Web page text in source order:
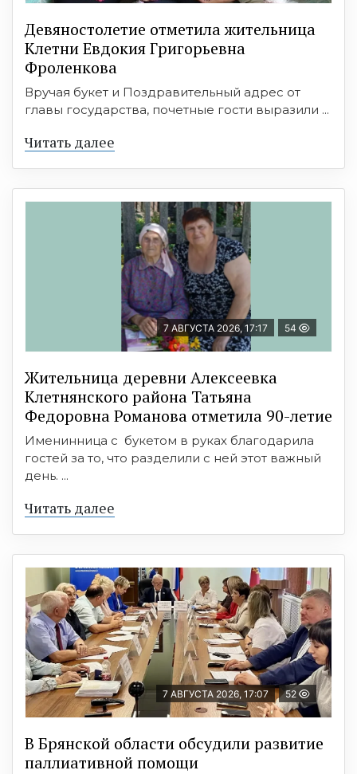
Девяностолетие отметила жительница
Клетни Евдокия Григорьевна
Фроленкова
Вручая букет и Поздравительный адрес от
главы государства, почетные гости выразили ...
Читать далее
7 АВГУСТА 2026, 17:17 54
Жительница деревни Алексеевка
Клетнянского района Татьяна
Федоровна Романова отметила 90-летие
Именинница с букетом в руках благодарила
гостей за то, что разделили с ней этот важный
день. ...
Читать далее
7 АВГУСТА 2026, 17:07 52
В Брянской области обсудили развитие
паллиативной помощи